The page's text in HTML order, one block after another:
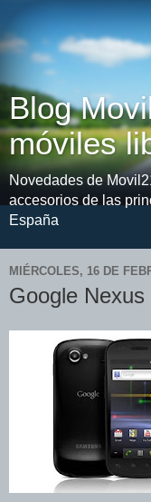
Blog
móviles
Novedades de
accesorios de las
España
MIÉRCOLES, 16 DE
Google Nexus